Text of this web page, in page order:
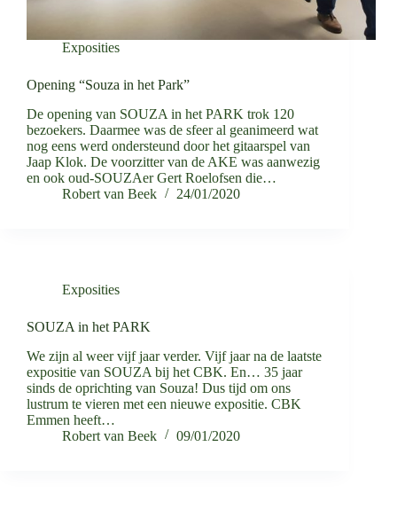
Exposities
Opening “Souza in het Park”
De opening van SOUZA in het PARK trok 120
bezoekers. Daarmee was de sfeer al geanimeerd wat
nog eens werd ondersteund door het gitaarspel van
Jaap Klok. De voorzitter van de AKE was aanwezig
en ook oud-SOUZAer Gert Roelofsen die…
Robert van Beek
24/01/2020
Exposities
SOUZA in het PARK
We zijn al weer vijf jaar verder. Vijf jaar na de laatste
expositie van SOUZA bij het CBK. En… 35 jaar
sinds de oprichting van Souza! Dus tijd om ons
lustrum te vieren met een nieuwe expositie. CBK
Emmen heeft…
Robert van Beek
09/01/2020